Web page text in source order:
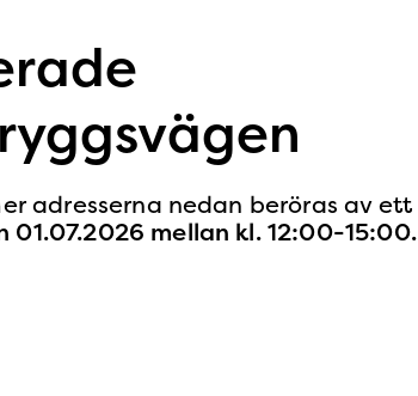
adresserna nedan beröras av ett
01.07.2026 mellan kl. 12:00-15:00.